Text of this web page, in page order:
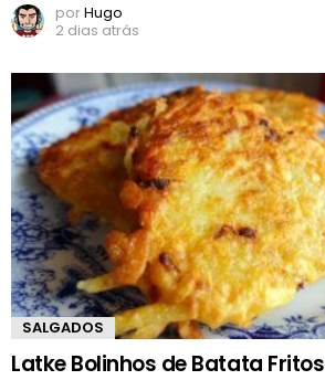
porHugo
2 dias atrás
SALGADOS
Latke Bolinhos de Batata